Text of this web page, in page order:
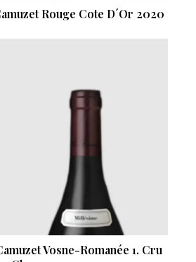
Rouge Cote D´Or 2020
Vosne-Romanée 1. Cru